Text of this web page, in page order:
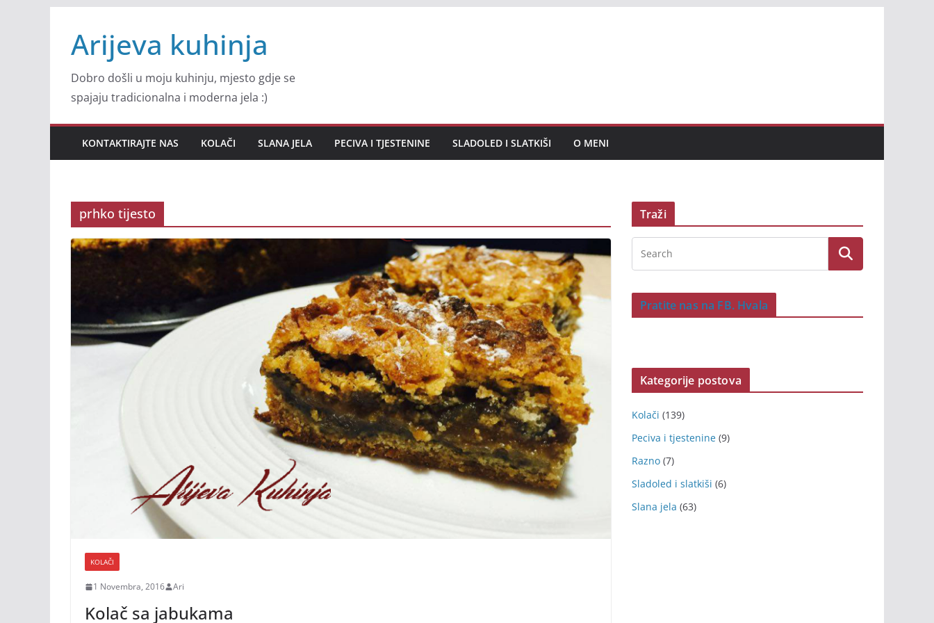
content
Arijeva kuhinja
Dobro došli u moju kuhinju, mjesto gdje se
spajaju tradicionalna i moderna jela :)
KONTAKTIRAJTE NAS KOLAČI SLANA JELA PECIVA I TJESTENINE SLADOLED I SLATKIŠI O MENI
prhko tijesto
KOLAČI
1 Novembra, 2016 Ari
Kolač sa jabukama
Traži
Pratite nas na FB. Hvala
Kategorije postova
Kolači (139)
Peciva i tjestenine (9)
Razno (7)
Sladoled i slatkiši (6)
Slana jela (63)